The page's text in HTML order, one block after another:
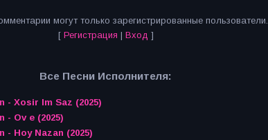
могут только зарегистрированные пользователи.
[ Регистрация | Вход ]
Все Песни Исполнителя:
- Xosir Im Saz (2025)
- Ov e (2025)
- Hoy Nazan (2025)